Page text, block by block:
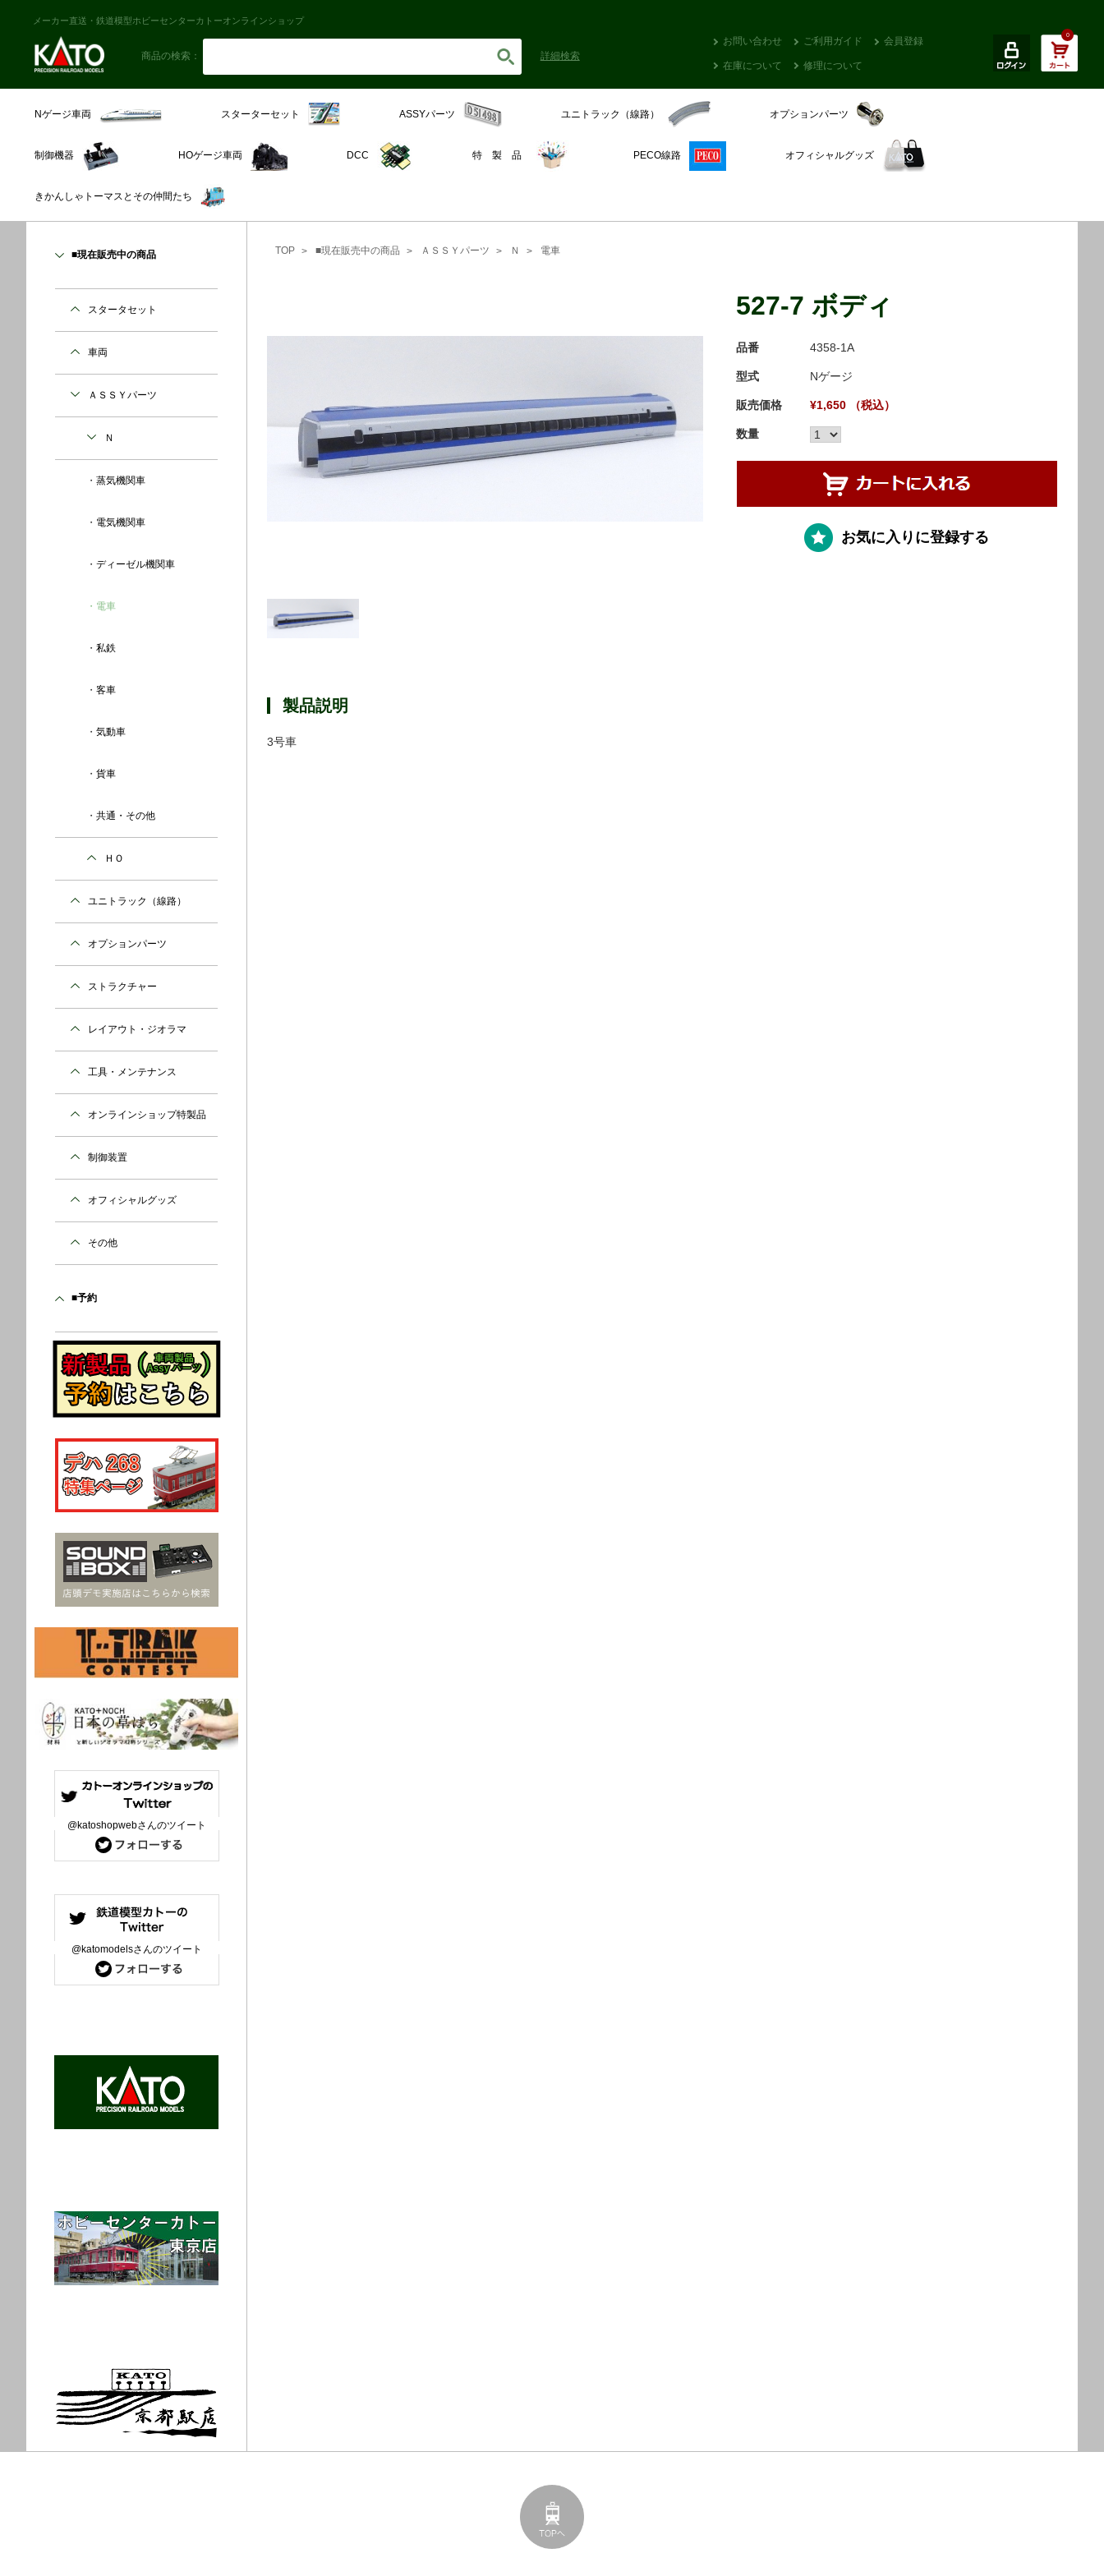
メーカー直送・鉄道模型ホビーセンターカトーオンラインショップ
商品の検索： 詳細検索
お問い合わせ ご利用ガイド 会員登録
在庫について 修理について
0
Nゲージ車両 スターターセット ASSYパーツ ユニトラック（線路） オプションパーツ
制御機器 HOゲージ車両 DCC 特 製 品 PECO線路 オフィシャルグッズ
きかんしゃトーマスとその仲間たち
TOP ■現在販売中の商品 ＡＳＳＹパーツ Ｎ 電車
527-7 ボディ
品番 4358-1A
型式 Nゲージ
販売価格 ¥1,650 （税込）
数量
お気に入りに登録する
製品説明
3号車
■現在販売中の商品
スタータセット
車両
ＡＳＳＹパーツ
Ｎ
蒸気機関車
電気機関車
ディーゼル機関車
電車
私鉄
客車
気動車
貨車
共通・その他
ＨＯ
ユニトラック（線路）
オプションパーツ
ストラクチャー
レイアウト・ジオラマ
工具・メンテナンス
オンラインショップ特製品
制御装置
オフィシャルグッズ
その他
■予約
@katoshopwebさんのツイート
@katomodelsさんのツイート